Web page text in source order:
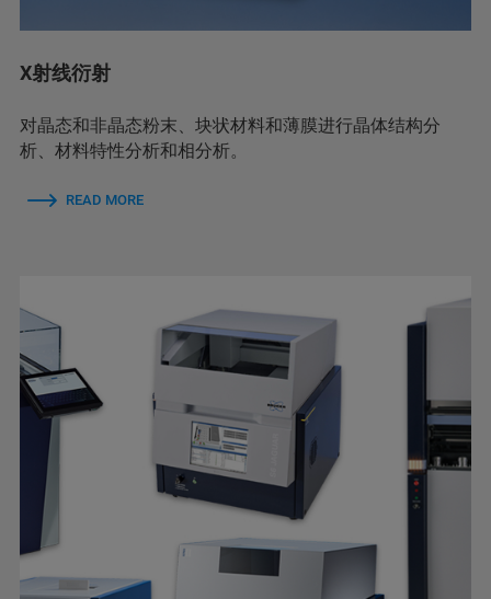
X射线衍射
对晶态和非晶态粉末、块状材料和薄膜进行晶体结构分
析、材料特性分析和相分析。
READ MORE